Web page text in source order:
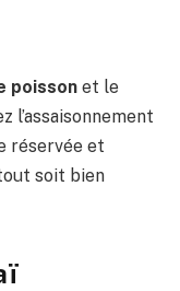
poisson et le
l’assaisonnement
réservée et
soit bien